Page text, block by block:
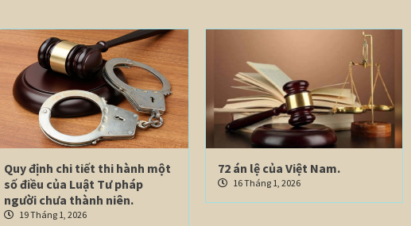
Quy định chi tiết thi hành một
số điều của Luật Tư pháp
người chưa thành niên.
19 Tháng 1, 2026
72 án lệ của Việt Nam.
16 Tháng 1, 2026